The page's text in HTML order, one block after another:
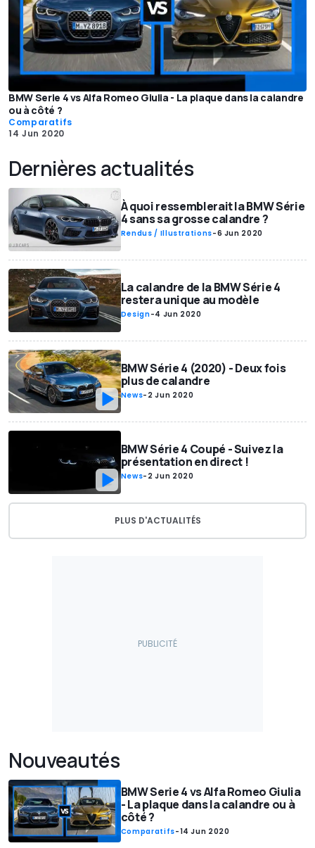
BMW Serie 4 vs Alfa Romeo Giulia - La plaque dans la calandre
ou à côté ?
Comparatifs
14 Jun 2020
Dernières actualités
À quoi ressemblerait la BMW Série
4 sans sa grosse calandre ?
Rendus / Illustrations-6 Jun 2020
La calandre de la BMW Série 4
restera unique au modèle
Design-4 Jun 2020
BMW Série 4 (2020) - Deux fois
plus de calandre
News- 2 Jun 2020
BMW Série 4 Coupé - Suivez la
présentation en direct !
News- 2 Jun 2020
PLUS D'ACTUALITÉS
Nouveautés
BMW Serie 4 vs Alfa Romeo Giulia
- La plaque dans la calandre ou à
côté ?
Comparatifs-14 Jun 2020